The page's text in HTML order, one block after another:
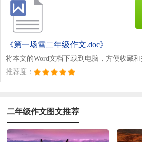
《第一场雪二年级作文.doc》
将本文的Word文档下载到电脑，方便收藏
推荐度：
二年级作文图文推荐